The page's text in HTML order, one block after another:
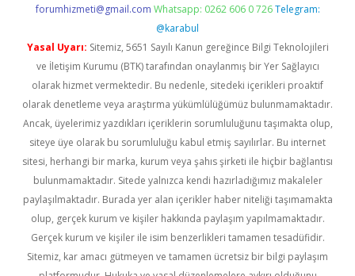
forumhizmeti@gmail.com Whatsapp: 0262 606 0 726 Telegram:
@karabul
Yasal Uyarı: Sitemiz, 5651 Sayılı Kanun gereğince Bilgi Teknolojileri
ve İletişim Kurumu (BTK) tarafından onaylanmış bir Yer Sağlayıcı
olarak hizmet vermektedir. Bu nedenle, sitedeki içerikleri proaktif
olarak denetleme veya araştırma yükümlülüğümüz bulunmamaktadır.
Ancak, üyelerimiz yazdıkları içeriklerin sorumluluğunu taşımakta olup,
siteye üye olarak bu sorumluluğu kabul etmiş sayılırlar. Bu internet
sitesi, herhangi bir marka, kurum veya şahıs şirketi ile hiçbir bağlantısı
bulunmamaktadır. Sitede yalnızca kendi hazırladığımız makaleler
paylaşılmaktadır. Burada yer alan içerikler haber niteliği taşımamakta
olup, gerçek kurum ve kişiler hakkında paylaşım yapılmamaktadır.
Gerçek kurum ve kişiler ile isim benzerlikleri tamamen tesadüfidir.
Sitemiz, kar amacı gütmeyen ve tamamen ücretsiz bir bilgi paylaşım